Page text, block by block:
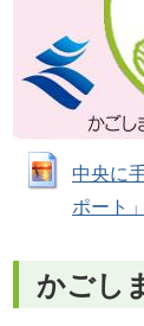
中央に
ポート
かごし